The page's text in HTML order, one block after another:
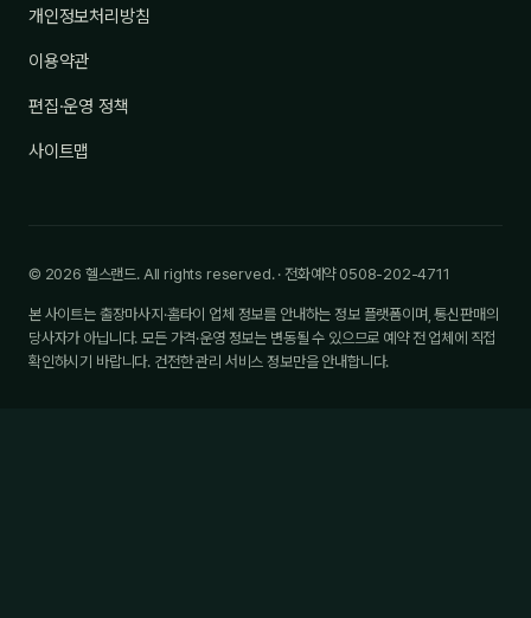
개인정보처리방침
이용약관
편집·운영 정책
사이트맵
© 2026 헬스랜드. All rights reserved. · 전화예약 0508-202-4711
본 사이트는 출장마사지·홈타이 업체 정보를 안내하는 정보 플랫폼이며, 통신판매의
당사자가 아닙니다. 모든 가격·운영 정보는 변동될 수 있으므로 예약 전 업체에 직접
확인하시기 바랍니다. 건전한 관리 서비스 정보만을 안내합니다.